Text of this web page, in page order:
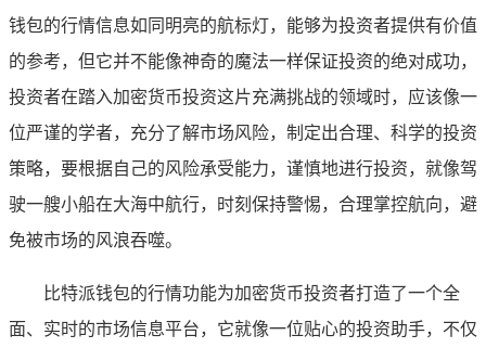
钱包的行情信息如同明亮的航标灯，能够为投资者提供有价值
的参考，但它并不能像神奇的魔法一样保证投资的绝对成功，
投资者在踏入加密货币投资这片充满挑战的领域时，应该像一
位严谨的学者，充分了解市场风险，制定出合理、科学的投资
策略，要根据自己的风险承受能力，谨慎地进行投资，就像驾
驶一艘小船在大海中航行，时刻保持警惕，合理掌控航向，避
免被市场的风浪吞噬。
比特派钱包的行情功能为加密货币投资者打造了一个全
面、实时的市场信息平台，它就像一位贴心的投资助手，不仅